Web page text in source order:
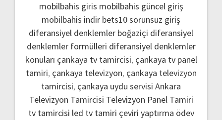
mobilbahis giris mobilbahis güncel giriş
mobilbahis indir bets10 sorunsuz giriş
diferansiyel denklemler boğaziçi diferansiyel
denklemler formülleri diferansiyel denklemler
konuları çankaya tv tamircisi, çankaya tv panel
tamiri, çankaya televizyon, çankaya televizyon
tamircisi, çankaya uydu servisi Ankara
Televizyon Tamircisi Televizyon Panel Tamiri
tv tamircisi led tv tamiri çeviri yaptırma ödev